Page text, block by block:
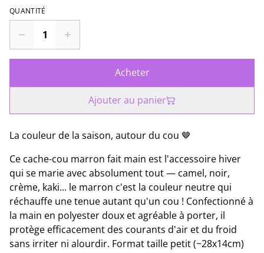
QUANTITÉ
Acheter
Ajouter au panier
La couleur de la saison, autour du cou 🤎
Ce cache-cou marron fait main est l'accessoire hiver
qui se marie avec absolument tout — camel, noir,
crème, kaki... le marron c'est la couleur neutre qui
réchauffe une tenue autant qu'un cou ! Confectionné à
la main en polyester doux et agréable à porter, il
protège efficacement des courants d'air et du froid
sans irriter ni alourdir. Format taille petit (~28x14cm)